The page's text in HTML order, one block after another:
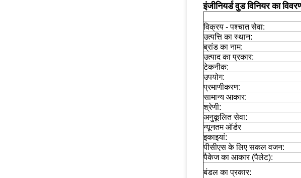
इंजीनियर्ड वुड विनियर का
विक्रय - पश्चात सेवा:
उत्पत्ति का स्थान:
ब्रांड का नाम:
उत्पाद का प्रकार:
टेकनीक:
उपयोग:
प्रमाणीकरण:
सामान्य आकार:
श्रेणी:
अनुकूलित सेवा:
न्यूनतम ऑर्डर
इकाइयां:
पीसीएस के लिए सकल वजन:
पैकेज का आकार (पैलेट):
बंडल का प्रकार: